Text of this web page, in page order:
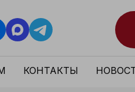
КОНТАКТЫ